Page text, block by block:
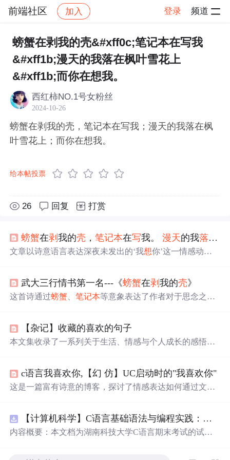
前端社区 加入 登录 频道
社区 前端社区 感慨 帖子详情
螃蟹在剥我的壳&#xff0c;笔记本在写我
&#xff1b;漫天的我落在枫叶雪花上
&#xff1b;而你在想我。
西红柿NO.1号女粉丝
2024-10-26
螃蟹在剥我的壳，笔记本在写我；漫天的我落在枫
叶雪花上；而你在想我。
给本帖投票
26 回复 打赏
螃蟹在剥我的壳 ，笔记本在写我。漫天的我落在
文章以诗意语言表达深夜未发出的‘我想你’这一情感动
户交互、输入延迟、情感计算及人机交互中的心理建模等
信息技术相关要素。
武大三行情书第一名---《螃蟹在剥我的壳》
这首诗通过螃蟹 、笔记本等意象表达了作者对于思念之情
了深深的思念之情。
【杂记】收藏的喜欢的句子
本文集收录了一系列关于生活、情感与个人成长的感悟，
例子和个人经历，鼓励读者在逆境中坚强，珍惜那些给予
我们温暖和支持的人。
c语言我喜欢你,【幻 仿】UC启动时的"我喜欢你"
这是一篇富有诗意的博客，探讨了情感表达如何通过文字
化世界中对情感的独特解读。
【计算机科学】C语言基础语法与编程实践：湖南科技大学期末考试核心知识点解析
内容概要：本文档为湖南科技大学C语言期末考试的试题